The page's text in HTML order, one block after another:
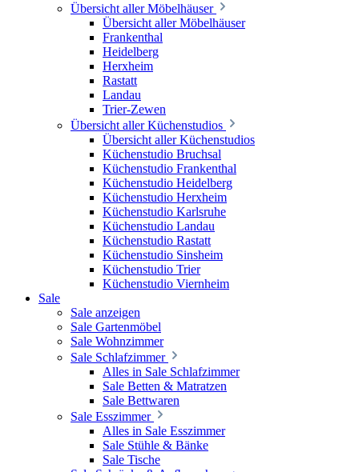
Übersicht aller Möbelhäuser
Übersicht aller Möbelhäuser
Frankenthal
Heidelberg
Herxheim
Rastatt
Landau
Trier-Zewen
Übersicht aller Küchenstudios
Übersicht aller Küchenstudios
Küchenstudio Bruchsal
Küchenstudio Frankenthal
Küchenstudio Heidelberg
Küchenstudio Herxheim
Küchenstudio Karlsruhe
Küchenstudio Landau
Küchenstudio Rastatt
Küchenstudio Sinsheim
Küchenstudio Trier
Küchenstudio Viernheim
Sale
Sale anzeigen
Sale Gartenmöbel
Sale Wohnzimmer
Sale Schlafzimmer
Alles in Sale Schlafzimmer
Sale Betten & Matratzen
Sale Bettwaren
Sale Esszimmer
Alles in Sale Esszimmer
Sale Stühle & Bänke
Sale Tische